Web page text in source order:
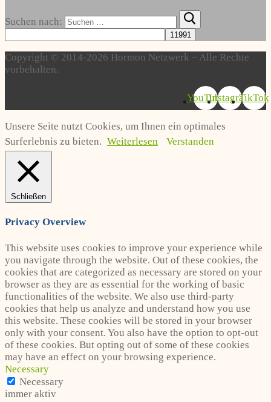
Suchen nach:
Copyright © 2014-2026 Hormon Netzwerk – Alle Rechte
vorbehalten.
YouTubeInstagramTikTok
Unsere Seite nutzt Cookies, um Ihnen ein optimales
Surferlebnis zu bieten. Weiterlesen Verstanden
Schließen
Privacy Overview
This website uses cookies to improve your experience while
you navigate through the website. Out of these cookies, the
cookies that are categorized as necessary are stored on your
browser as they are as essential for the working of basic
functionalities of the website. We also use third-party
cookies that help us analyze and understand how you use
this website. These cookies will be stored in your browser
only with your consent. You also have the option to opt-out
of these cookies. But opting out of some of these cookies
may have an effect on your browsing experience.
Necessary
Necessary
immer aktiv